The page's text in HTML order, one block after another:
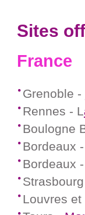
Sites
France
Grenoble -
Rennes - L
Boulogne
Bordeaux -
Bordeaux -
Louvres